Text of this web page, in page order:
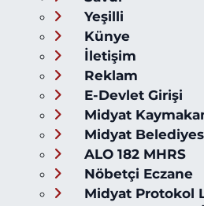
Yeşilli
Künye
İletişim
Reklam
E-Devlet Girişi
Midyat
Midyat
ALO 182 MHRS
Nöbetçi Eczane
Midyat Protokol